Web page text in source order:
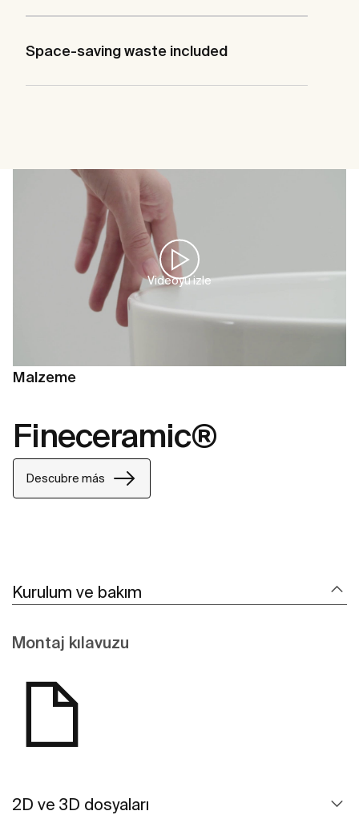
Space-saving waste included
Videoyu izle
Malzeme
Fineceramic®
Descubre más
Kurulum ve bakım
Montaj kılavuzu
2D ve 3D dosyaları